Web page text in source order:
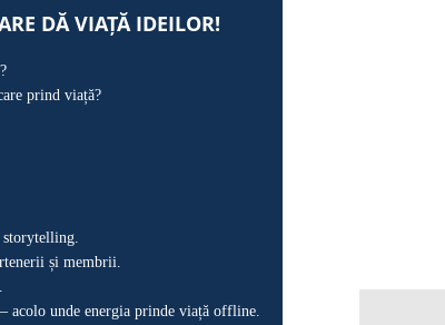
DĂ VIAȚĂ IDEILOR!
prind viață?
și membrii.
acolo unde energia prinde viață offline.